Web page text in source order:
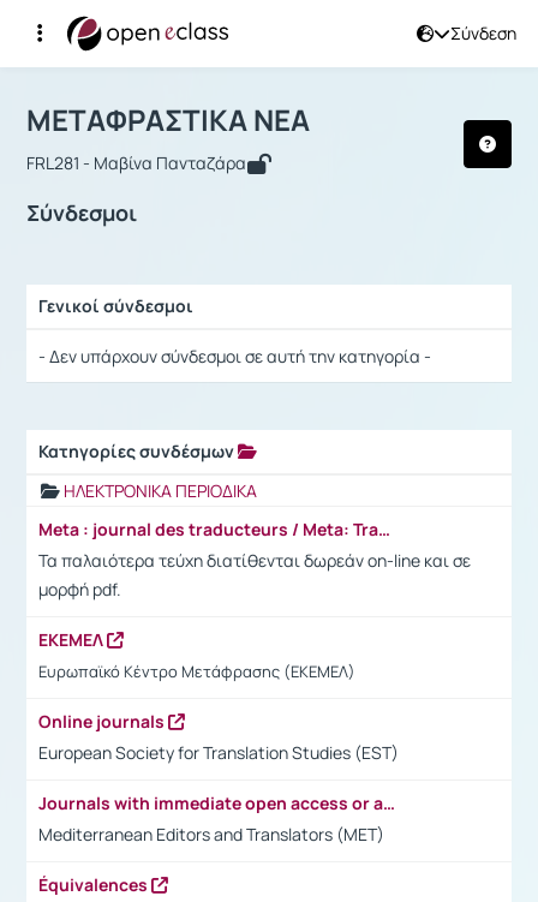
Σύνδεση
Αρχική Σελίδα
Μάθημα : ΜΕΤΑΦΡΑΣΤΙΚΑ ΝΕΑ
ΜΕΤΑΦΡΑΣΤΙΚΑ ΝΕΑ
FRL281 - Μαβίνα Πανταζάρα
Σύνδεσμοι
Γενικοί σύνδεσμοι
- Δεν υπάρχουν σύνδεσμοι σε αυτή την κατηγορία -
Κατηγορίες συνδέσμων
ΗΛΕΚΤΡΟΝΙΚΑ ΠΕΡΙΟΔΙΚΑ
Meta : journal des traducteurs / Meta: Translators' Journal
Τα παλαιότερα τεύχη διατίθενται δωρεάν on-line και σε
μορφή pdf.
ΕΚΕΜΕΛ
Ευρωπαϊκό Κέντρο Μετάφρασης (ΕΚΕΜΕΛ)
Online journals
European Society for Translation Studies (EST)
Journals with immediate open access or access after 6 months
Mediterranean Editors and Translators (MET)
Équivalences